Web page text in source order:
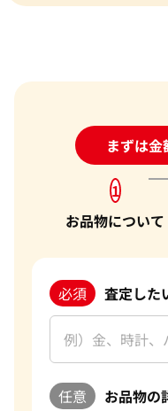
まずは金
24時間受付
1
お品物について
必須 査定した
任意 お品物の